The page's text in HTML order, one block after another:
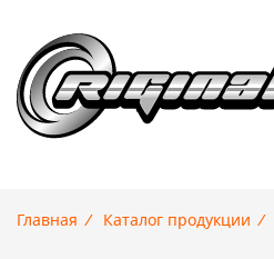
Главная / Каталог продукции /